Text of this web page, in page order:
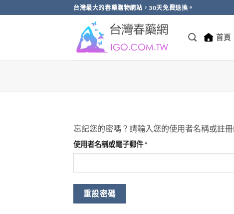
轉
台灣最大的春藥購物網站，30天免費退換。
首頁
忘記您的密嗎？請輸入您的使用者名稱或註
使用者名稱或電子郵件*
填
重設密碼